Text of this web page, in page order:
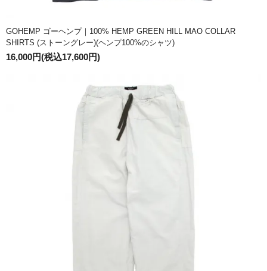
GOHEMP ゴーヘンプ｜100% HEMP GREEN HILL MAO COLLAR
SHIRTS (ストーングレー)(ヘンプ100%のシャツ)
16,000円(税込17,600円)